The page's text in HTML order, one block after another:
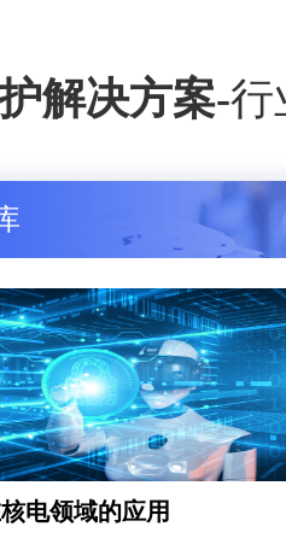
解决方案-行
电领域的应用